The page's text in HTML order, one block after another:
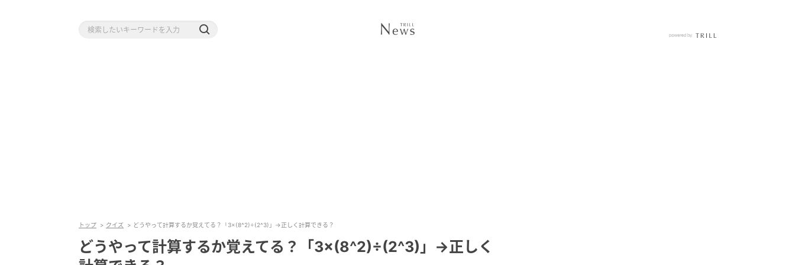
トップ クイズ どうやって計算するか覚えてる？「3×(8^2)÷(2^3)」→正しく計算できる？
どうやって計算するか覚えてる？「3×(8^2)÷(2^3)」→正しく